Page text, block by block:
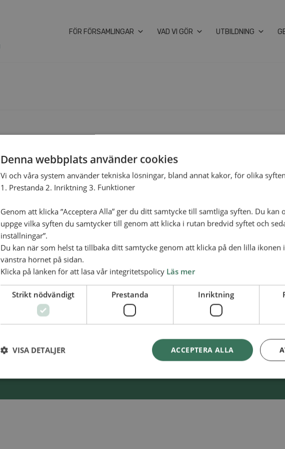
FÖR FÖR­SAM­LING­AR VAD VI GÖR UT­BILD­NING
@SvenskaAl­li­ans­mis­sio­nen Swish
900-8590
Denna webbplats använder cookies
Vi och våra system använder tekniska lösningar, bland annat kakor, för olika
1. Prestanda 2. Inriktning 3. Funktioner
Genom att klicka ”Acceptera Alla” ger du ditt samtycke till samtliga syften. Du kan
uppge vilka syften du samtycker till genom att klicka i rutan bredvid syftet och
inställningar”.
Du kan när som helst ta tillbaka ditt samtycke genom att klicka på den lilla ikonen
vänstra hörnet på sidan.
Klicka på länken för att läsa vår integritetspolicy Läs mer
Strikt nödvändigt Prestanda Inriktning
ACCEPTERA ALLA
VISA DETALJER